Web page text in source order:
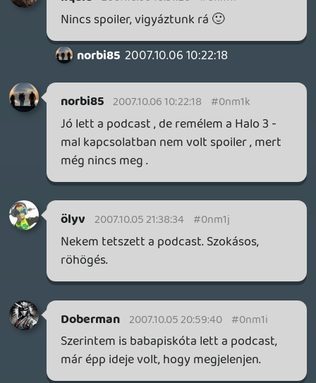
godzzo 2007.10.05 16:35:55 #0nm1b
DarkVenom #0nm1a
Ha a Halo Halo, akkor a Fájnül Fentezi
Krájzizs Kór is inkább Final Fantazi Krízisz
Kór, nemde?:)
Egyébként nem műmájerkedés valamit
úgy ejteni, ahogy kell, de az sem gáz, ha
mégsem, lényeg, hogy egy ember
egyféleképp nyomja.
Ghz 2007.10.05 16:00:10
Persze igazad van, nekem csak akkor
májer, hogy idegeíti ha valaki nem angolul
ejti ki a szavakat. Esetleg ha angol
anyanyelvű lenne még meg is érteném,
csak így nekem olyan műmájerkedésnek
tűnik, de biztos velem van a baj, ez már a
hszeimből is kiderült...:P